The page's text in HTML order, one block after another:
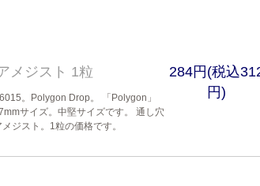
メジスト 1粒
。Polygon Drop。 「Polygon」
サイズ。中堅サイズです。 通し穴
ジスト。1粒の価格です。
284円(税込
円)